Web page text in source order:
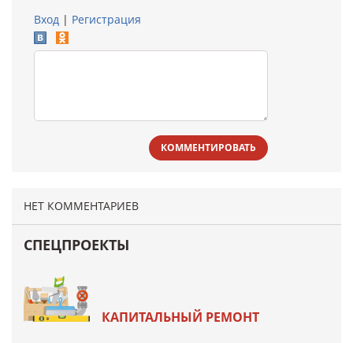
Вход | Регистрация
КОММЕНТИРОВАТЬ
НЕТ КОММЕНТАРИЕВ
СПЕЦПРОЕКТЫ
КАПИТАЛЬНЫЙ РЕМОНТ